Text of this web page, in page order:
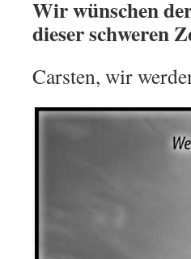
Wir wünschen
dieser schweren
Carsten, wir